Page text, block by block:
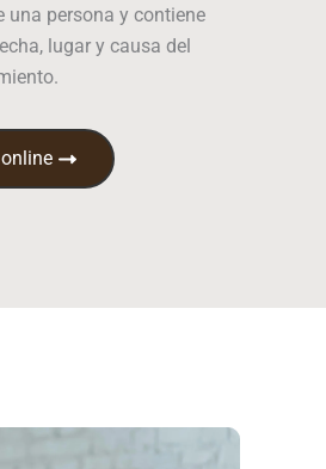
una persona y contiene
lugar y causa del